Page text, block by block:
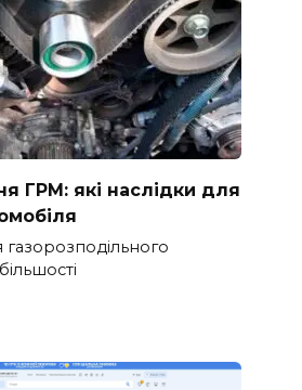
ГРМ: які наслідки для